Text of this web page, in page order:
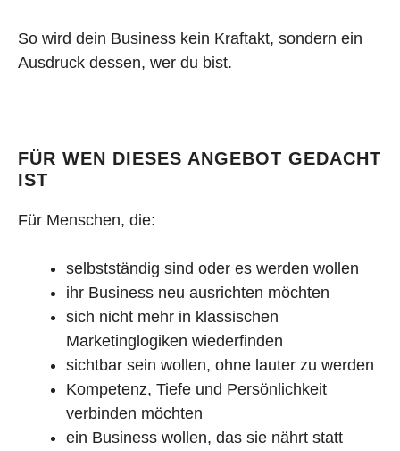
So wird dein Business kein Kraftakt, sondern ein
Ausdruck dessen, wer du bist.
FÜR WEN DIESES ANGEBOT GEDACHT
IST
Für Menschen, die:
selbstständig sind oder es werden wollen
ihr Business neu ausrichten möchten
sich nicht mehr in klassischen
Marketinglogiken wiederfinden
sichtbar sein wollen, ohne lauter zu werden
Kompetenz, Tiefe und Persönlichkeit
verbinden möchten
ein Business wollen, das sie nährt statt